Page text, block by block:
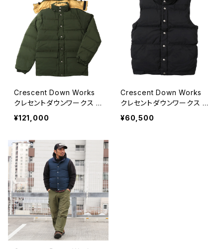
Crescent Down Works
クレセントダウンワークス O
LIVE ダウンジャケット 60/
¥121,000
Crescent Down Works
クレセントダウンワークス B
LACK ダウンベスト 60/40
¥60,500